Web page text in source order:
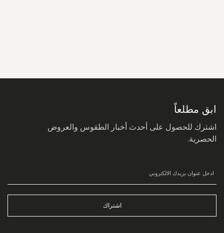
ابق مطلعاً
اشترك للحصول على أحدث أخبار الطقوس والعروض
الحصرية.
اشتراك